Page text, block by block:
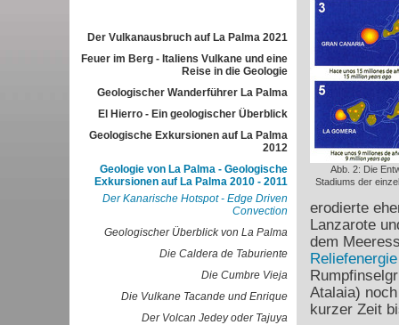
Der Vulkanausbruch auf La Palma 2021
Feuer im Berg - Italiens Vulkane und eine
Reise in die Geologie
Geologischer Wanderführer La Palma
El Hierro - Ein geologischer Überblick
Geologische Exkursionen auf La Palma
2012
Geologie von La Palma - Geologische
Exkursionen auf La Palma 2010 - 2011
Der Kanarische Hotspot - Edge Driven
Convection
Geologischer Überblick von La Palma
Die Caldera de Taburiente
Die Cumbre Vieja
Die Vulkane Tacande und Enrique
Der Volcan Jedey oder Tajuya
Abb. 2: Die
Stadiums der
erodierte
Lanzarote
dem
Reliefenergie
Atalaia)
kurzer Zeit